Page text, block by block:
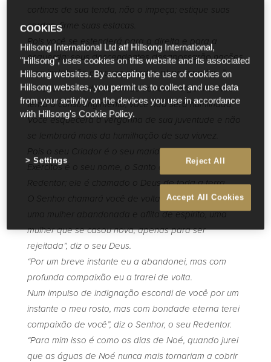
cortinas de sua tenda, não o impeça; estique suas
cordas, firme suas estacas.
Pois você se estenderá para a direita e para a
esquerda; seus descendentes desapossarão nações
e se instalarão em suas cidades abandonadas. ”
“Não tenha medo; você não sofrerá vergonha. Não
tema o constrangimento; você não será humilhada.
Você esquecerá a vergonha de sua juventude e não
se lembrará mais da humilhação de sua viuvez.
Pois o seu Criador é o seu marido, o Senhor dos
Exércitos é o seu nome, o Santo de Israel é seu
Redentor; ele é chamado o Deus de toda a terra.
O Senhor chamará você de volta como se você fosse
uma mulher abandonada e aflita de espírito, uma
mulher que se casou nova, apenas para ser
rejeitada”, diz o seu Deus.
“Por um breve instante eu a abandonei, mas com
profunda compaixão eu a trarei de volta.
Num impulso de indignação escondi de você por um
instante o meu rosto, mas com bondade eterna terei
compaixão de você”, diz o Senhor, o seu Redentor.
“Para mim isso é como os dias de Noé, quando jurei
que as águas de Noé nunca mais tornariam a cobrir
COOKIES
Hillsong International Ltd atf Hillsong International,
"Hillsong", uses cookies on this website and its associated
Hillsong websites. By accepting the use of cookies on
Hillsong websites, you permit us to collect and use data
from your activity on the devices you use in accordance
with Hillsong's Cookie Policy.
Reject All
Accept All Cookies
Settings